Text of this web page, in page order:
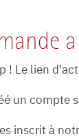
! Le lien
un compte
inscrit à